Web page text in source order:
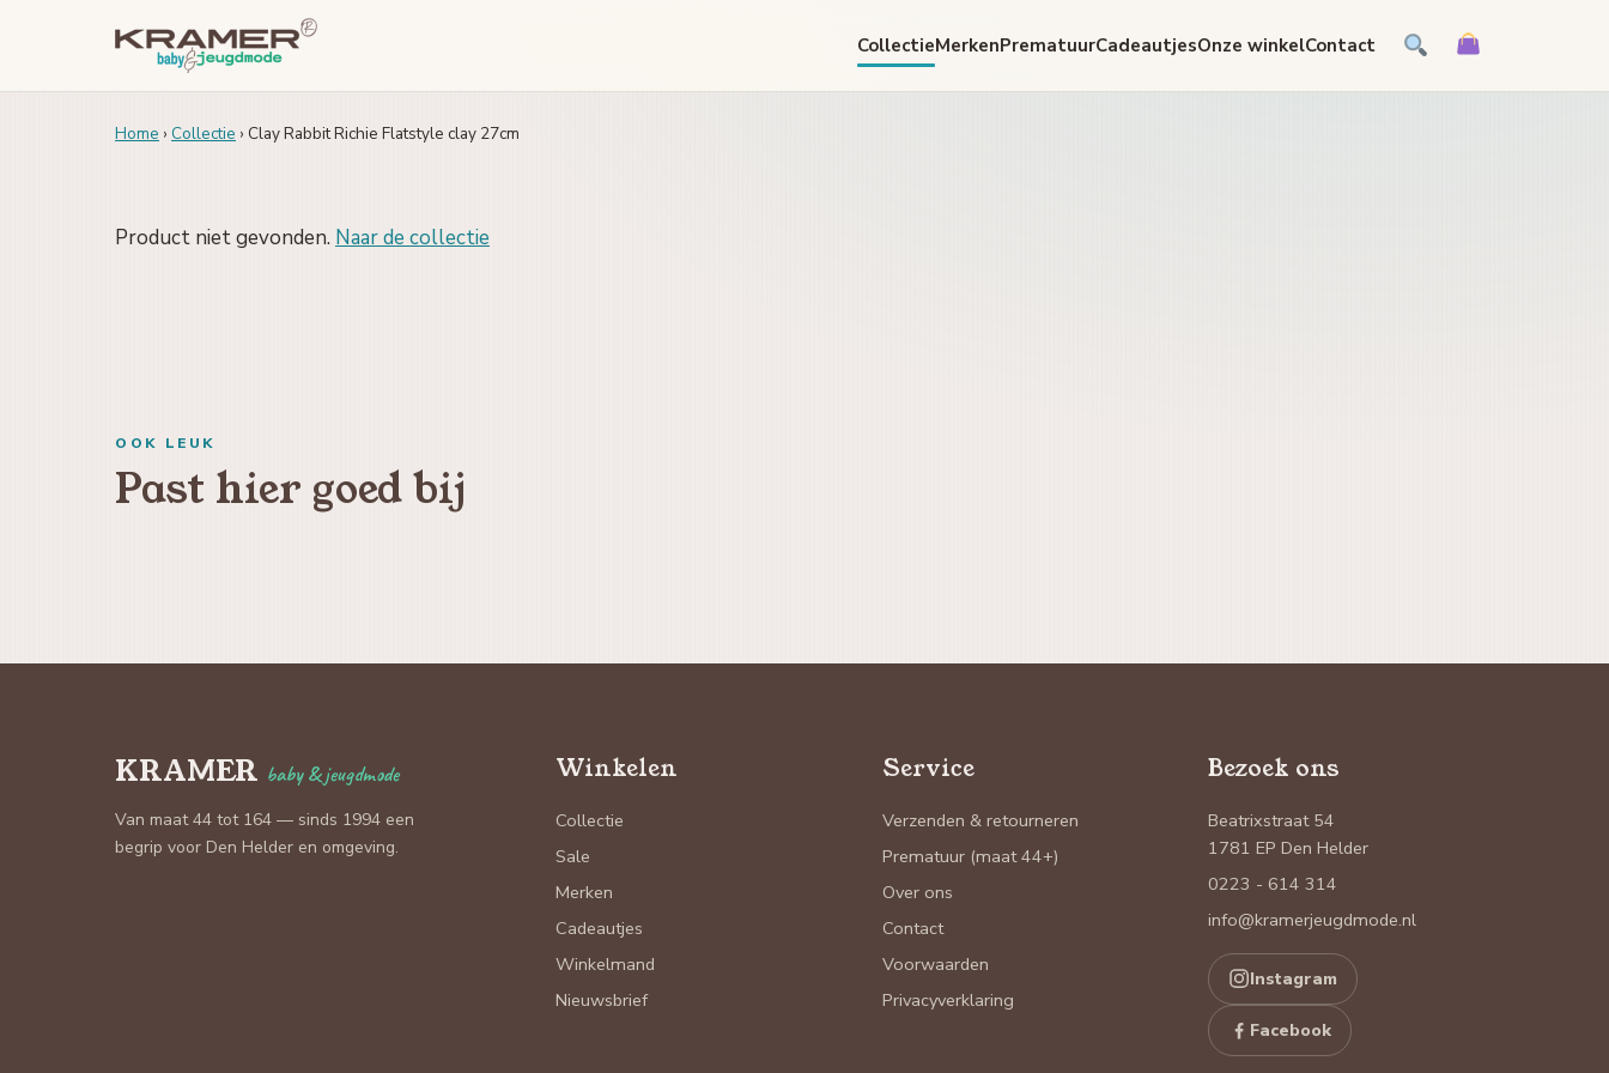
CollectieMerkenPrematuurCadeautjesOnze winkelContact
Home › Collectie › Clay Rabbit Richie Flatstyle clay 27cm
Product niet gevonden. Naar de collectie
OOK LEUK
Past hier goed bij
KRAMER baby & jeugdmode
Van maat 44 tot 164 — sinds 1994 een
begrip voor Den Helder en omgeving.
Winkelen
Collectie
Sale
Merken
Cadeautjes
Winkelmand
Nieuwsbrief
Service
Verzenden & retourneren
Prematuur (maat 44+)
Over ons
Contact
Voorwaarden
Privacyverklaring
Bezoek ons
Beatrixstraat 54
1781 EP Den Helder
0223 - 614 314
info@kramerjeugdmode.nl
Instagram
Facebook